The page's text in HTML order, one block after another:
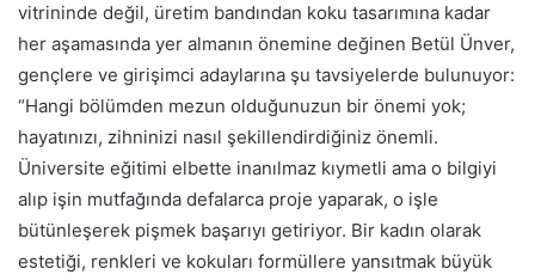
vitrininde değil, üretim bandından koku tasarımına kadar
her aşamasında yer almanın önemine değinen Betül Ünver,
gençlere ve girişimci adaylarına şu tavsiyelerde bulunuyor:
“Hangi bölümden mezun olduğunuzun bir önemi yok;
hayatınızı, zihninizi nasıl şekillendirdiğiniz önemli.
Üniversite eğitimi elbette inanılmaz kıymetli ama o bilgiyi
alıp işin mutfağında defalarca proje yaparak, o işle
bütünleşerek pişmek başarıyı getiriyor. Bir kadın olarak
estetiği, renkleri ve kokuları formüllere yansıtmak büyük